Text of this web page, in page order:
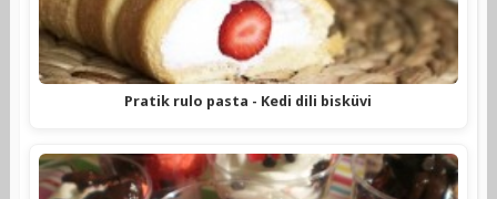
Pratik rulo pasta - Kedi dili bisküvi